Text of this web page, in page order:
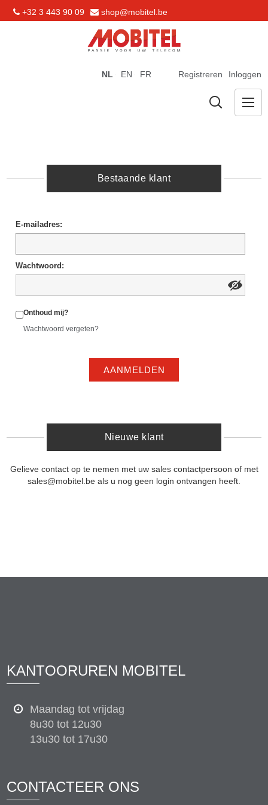
+32 3 443 90 09 shop@mobitel.be
Registreren Inloggen
NL EN FR
Bestaande klant
E-mailadres:
Wachtwoord:
Onthoud mij?
Wachtwoord vergeten?
AANMELDEN
Nieuwe klant
Gelieve contact op te nemen met uw sales contactpersoon of met
sales@mobitel.be als u nog geen login ontvangen heeft.
KANTOORUREN MOBITEL
Maandag tot vrijdag
8u30 tot 12u30
13u30 tot 17u30
CONTACTEER ONS